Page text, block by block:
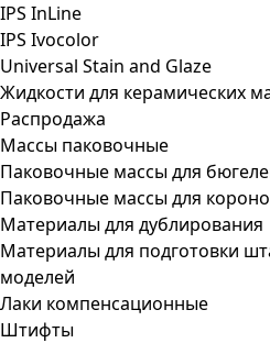
IPS InLine
IPS Ivocolor
Universal Stain and Glaze
Жидкости для керамических
Распродажа
Массы паковочные
Паковочные массы для
Паковочные массы для
Материалы для дублирования
Материалы для подготовки
моделей
Лаки компенсационные
Штифты